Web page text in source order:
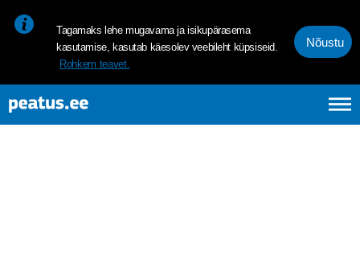
Tagamaks lehe mugavama ja isikupärasema
kasutamise, kasutab käesolev veebileht küpsiseid.
Rohkem teavet.
Nõustu